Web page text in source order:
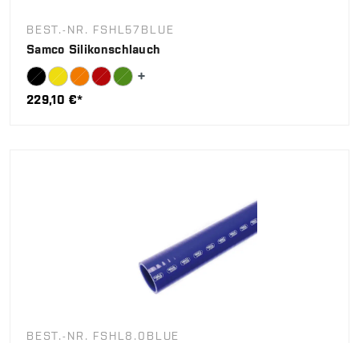
BEST.-NR. FSHL57BLUE
Samco Silikonschlauch
229,10 €*
BEST.-NR. FSHL8.0BLUE